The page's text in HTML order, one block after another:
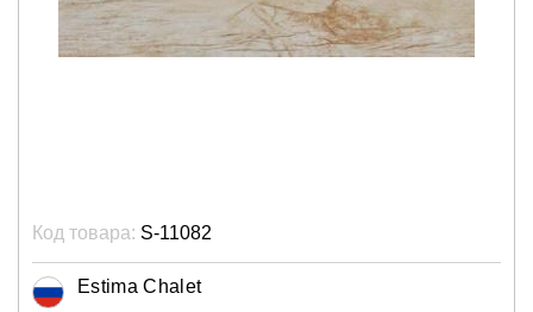
Код товара: S-11082
Estima Chalet